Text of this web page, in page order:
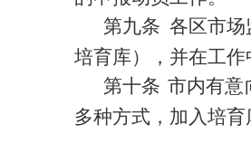
第九条 各区市场
培育库），并在工作
第十条 市内有意
多种方式，加入培育